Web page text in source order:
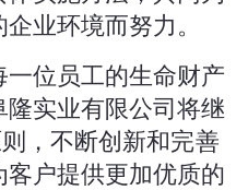
业环境而努力。
位员工的生命财产
实业有限公司将继
，不断创新和完善
户提供更加优质的